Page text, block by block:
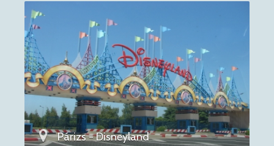
Párizs - Disneyland